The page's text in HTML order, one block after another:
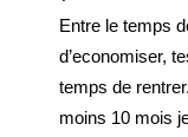
Entre le temps
d’economiser,
temps de
moins 10 mois